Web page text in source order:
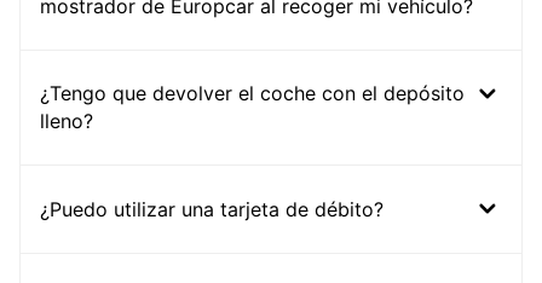
mostrador de Europcar al recoger mi vehículo?
¿Tengo que devolver el coche con el depósito
lleno?
¿Puedo utilizar una tarjeta de débito?